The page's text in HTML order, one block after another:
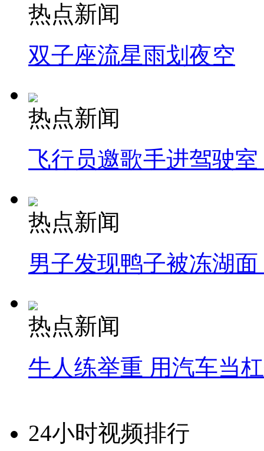
热点新闻
双子座流星雨划夜空
热点新闻
飞行员邀歌手进驾驶
热点新闻
男子发现鸭子被冻湖
热点新闻
牛人练举重 用汽车当
24小时视频排行